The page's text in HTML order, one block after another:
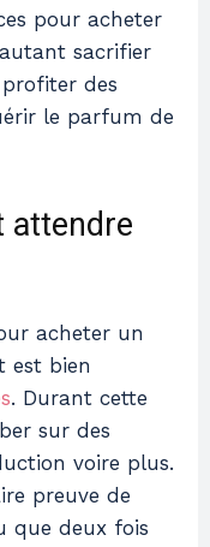
pour acheter
sacrifier
des
le parfum de
attendre
acheter un
est bien
. Durant cette
sur des
voire plus.
preuve de
que deux fois